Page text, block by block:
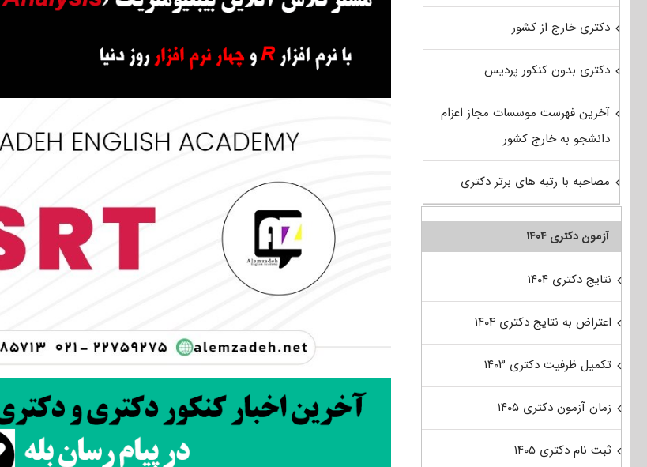
دکتری خارج از کشور
دکتری بدون کنکور پردیس
آخرین فهرست موسسات مجاز اعزام
دانشجو به خارج کشور
مصاحبه با رتبه های برتر دکتری
آزمون دکتری ۱۴۰۴
نتایج دکتری ۱۴۰۴
اعتراض به نتایج دکتری ۱۴۰۴
تکمیل ظرفیت دکتری ۱۴۰۳
زمان آزمون دکتری ۱۴۰۵
ثبت نام دکتری ۱۴۰۵